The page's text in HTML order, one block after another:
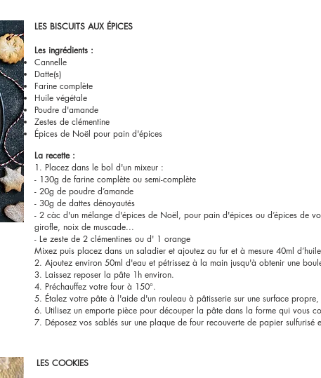
LES BISCUITS AUX ÉPICES
Les ingrédients :
Cannelle
Datte(s)
Farine complète
Huile végétale
Poudre d'amande
Zestes de clémentine
Épices de Noël pour pain d'épices
La recette :
1. Placez dans le bol d'un mixeur :
- 130g de farine complète ou semi-complète
- 20g de poudre d’amande
- 30g de dattes dénoyautés
- 2 càc d'un mélange d'épices de Noël, pour pain d'épices ou d’épices de
girofle, noix de muscade...
- Le zeste de 2 clémentines ou d' 1 orange
Mixez puis placez dans un saladier et ajoutez au fur et à mesure 40ml
2. Ajoutez environ 50ml d'eau et pétrissez à la main jusqu'à obtenir une
3. Laissez reposer la pâte 1h environ.
4. Préchauffez votre four à 150°.
5. Étalez votre pâte à l'aide d'un rouleau à pâtisserie sur une surface
6. Utilisez un emporte pièce pour découper la pâte dans la forme qui vous
7. Déposez vos sablés sur une plaque de four recouverte de papier sulfurisé
LES COOKIES